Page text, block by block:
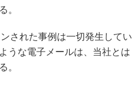
。
された事例は一切発生してい
うな電子メールは、当社とは
。